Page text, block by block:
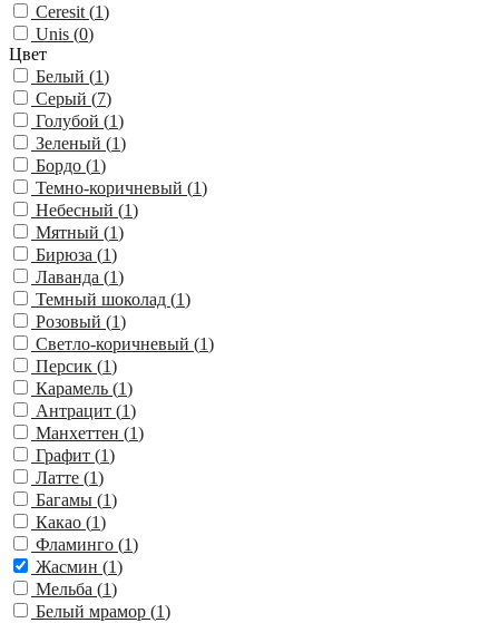
Ceresit (1)
Unis (0)
Цвет
Белый (1)
Серый (7)
Голубой (1)
Зеленый (1)
Бордо (1)
Темно-коричневый (1)
Небесный (1)
Мятный (1)
Бирюза (1)
Лаванда (1)
Темный шоколад (1)
Розовый (1)
Светло-коричневый (1)
Персик (1)
Карамель (1)
Антрацит (1)
Манхеттен (1)
Графит (1)
Латте (1)
Багамы (1)
Какао (1)
Фламинго (1)
Жасмин (1)
Мельба (1)
Белый мрамор (1)